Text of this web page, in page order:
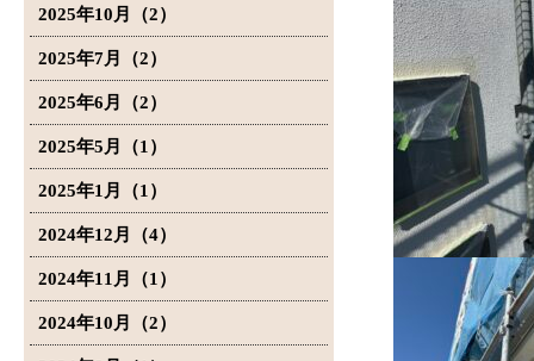
2025年10月（2）
2025年7月（2）
2025年6月（2）
2025年5月（1）
2025年1月（1）
2024年12月（4）
2024年11月（1）
2024年10月（2）